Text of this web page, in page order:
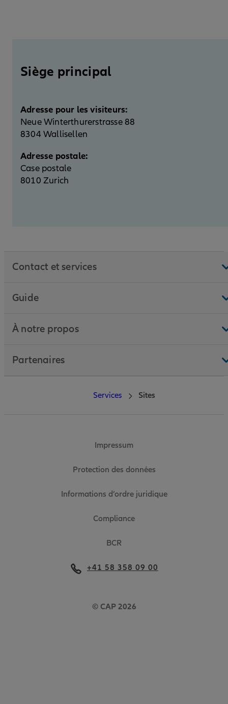
Siège principal
Adresse pour les visiteurs:
Neue Winterthurerstrasse 88
8304 Wallisellen
Adresse postale:
Case postale
8010 Zurich
Contact et services
Guide
À notre propos
Partenaires
Impressum
Protection des données
Informations d’ordre juridique
Compliance
BCR
© CAP 2026
+41 58 358 09 00
Services Sites